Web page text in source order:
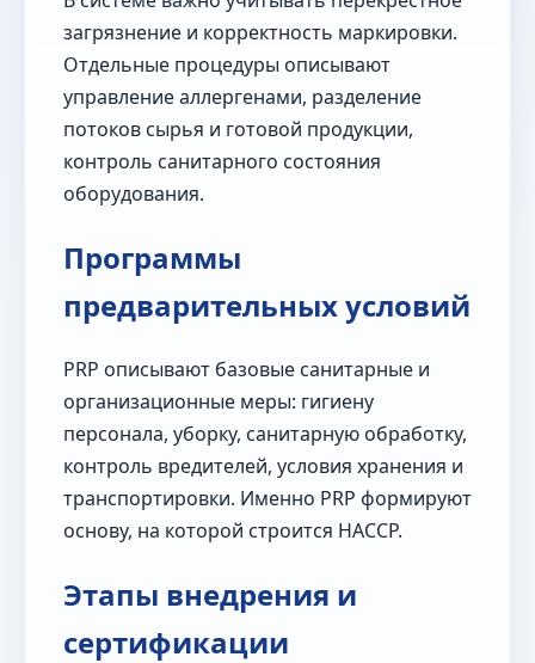
загрязнение и корректность маркировки.
Отдельные процедуры описывают
управление аллергенами, разделение
потоков сырья и готовой продукции,
контроль санитарного состояния
оборудования.
Программы
предварительных условий
PRP описывают базовые санитарные и
организационные меры: гигиену
персонала, уборку, санитарную обработку,
контроль вредителей, условия хранения и
транспортировки. Именно PRP формируют
основу, на которой строится HACCP.
Этапы внедрения и
сертификации